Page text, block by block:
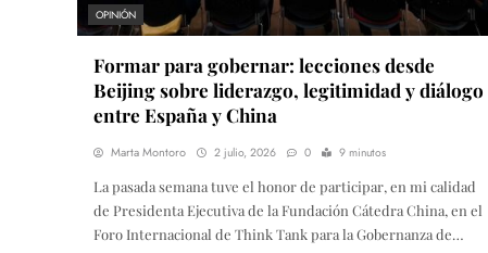
OPINIÓN
Formar para gobernar: lecciones desde
Beijing sobre liderazgo, legitimidad y diálogo
entre España y China
Marta Montoro 2 julio, 2026 0 9 minutos
La pasada semana tuve el honor de participar, en mi calidad
de Presidenta Ejecutiva de la Fundación Cátedra China, en el
Foro Internacional de Think Tank para la Gobernanza de…